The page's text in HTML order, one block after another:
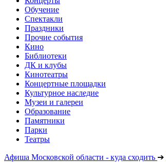
Обучение
Спектакли
Праздники
Прочие события
Кино
Библиотеки
ДК и клубы
Кинотеатры
Концертные площадки
Культурное наследие
Музеи и галереи
Образование
Памятники
Парки
Театры
Афиша Московской области - куда сходить ➔